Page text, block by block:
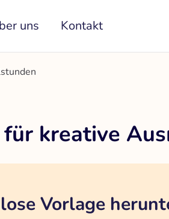
uns Kontakt
kreative
Vorlage